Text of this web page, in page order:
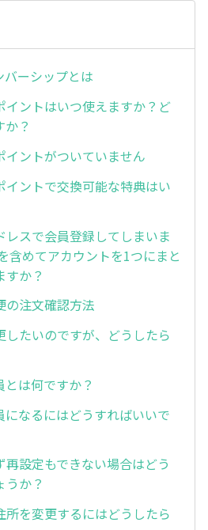
バーシップとは
イントはいつ使えますか？ど
か？
イントがついていません
イントで交換可能な特典はい
レスで会員登録してしまいま
含めてアカウントを1つにまと
すか？
の注文確認方法
したいのですが、どうしたら
は何ですか？
になるにはどうすればいいで
再設定もできない場合はどう
うか？
所を変更するにはどうしたら